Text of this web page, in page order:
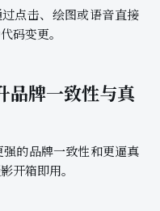
过点击、绘图或语音直接
码变更。
品牌一致性与真
强的品牌一致性和更逼真
开箱即用。